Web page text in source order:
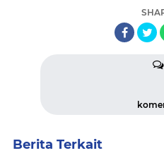
Berita Terkait